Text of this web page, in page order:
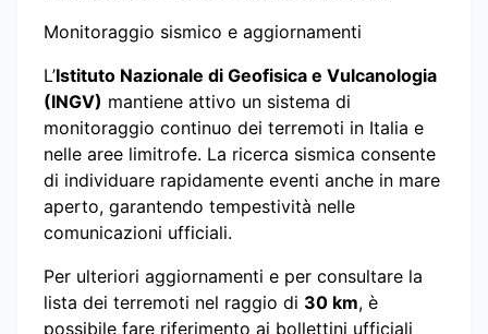
Monitoraggio sismico e aggiornamenti
L’Istituto Nazionale di Geofisica e Vulcanologia
(INGV) mantiene attivo un sistema di
monitoraggio continuo dei terremoti in Italia e
nelle aree limitrofe. La ricerca sismica consente
di individuare rapidamente eventi anche in mare
aperto, garantendo tempestività nelle
comunicazioni ufficiali.
Per ulteriori aggiornamenti e per consultare la
lista dei terremoti nel raggio di 30 km, è
possibile fare riferimento ai bollettini ufficiali